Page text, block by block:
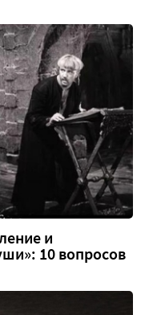
и
10 вопросов